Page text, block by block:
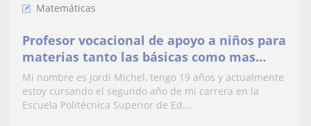
Matemáticas
Profesor vocacional de apoyo a niños para
materias tanto las básicas como mas
complejas
Mi nombre es Jordi Michel, tengo 19 años y actualmente
estoy cursando el segundo año de mi carrera en la
Escuela Politécnica Superior de Ed...